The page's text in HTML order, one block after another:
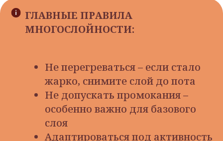
ГЛАВНЫЕ ПРАВИЛА
МНОГОСЛОЙНОСТИ:
Не перегреваться – если стало
жарко, снимите слой до пота
Не допускать промокания –
особенно важно для базового
слоя
Адаптироваться под активность